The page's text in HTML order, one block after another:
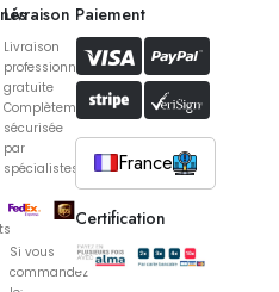
Livraison
Livraison
professionnelle
gratuite
Complètement
sécurisée
par
spécialistes
Si vous
commandez
Paiement
France
Certification